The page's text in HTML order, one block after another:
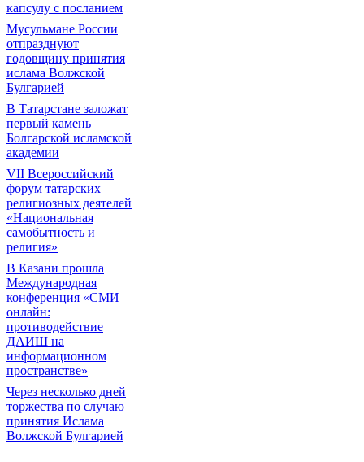
капсулу с посланием
Мусульмане России
отпразднуют
годовщину принятия
ислама Волжской
Булгарией
В Татарстане заложат
первый камень
Болгарской исламской
академии
VII Всероссийский
форум татарских
религиозных деятелей
«Национальная
самобытность и
религия»
В Казани прошла
Международная
конференция «СМИ
онлайн:
противодействие
ДАИШ на
информационном
пространстве»
Через несколько дней
торжества по случаю
принятия Ислама
Волжской Булгарией